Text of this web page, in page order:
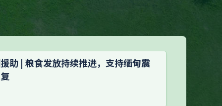
助 | 粮食发放持续推进，支持缅甸震